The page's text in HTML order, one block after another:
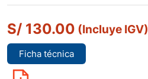
S/ 130.00 (Incluye IGV)
Ficha técnica